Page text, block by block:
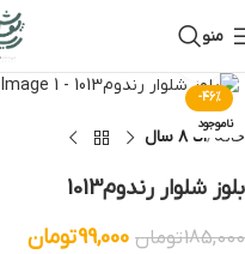
منو
-46%
ناموجود
خانه ۱تا ۸ سال
بلوز شلوار رندوم1013
185,000تومان 99,000تومان